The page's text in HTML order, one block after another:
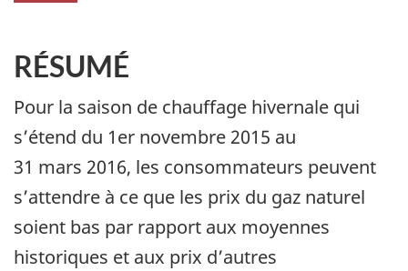
RÉSUMÉ
Pour la saison de chauffage hivernale qui
s’étend du 1er novembre 2015 au
31 mars 2016, les consommateurs peuvent
s’attendre à ce que les prix du gaz naturel
soient bas par rapport aux moyennes
historiques et aux prix d’autres